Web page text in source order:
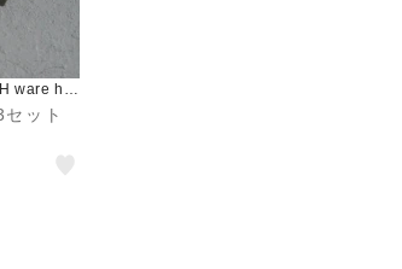
ware ho
ット